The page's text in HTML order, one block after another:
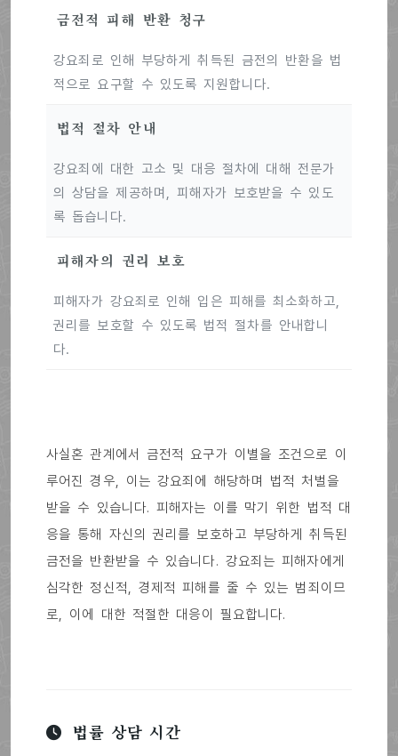
금전적 피해 반환 청구
강요죄로 인해 부당하게 취득된 금전의 반환을 법
적으로 요구할 수 있도록 지원합니다.
법적 절차 안내
강요죄에 대한 고소 및 대응 절차에 대해 전문가
의 상담을 제공하며, 피해자가 보호받을 수 있도
록 돕습니다.
피해자의 권리 보호
피해자가 강요죄로 인해 입은 피해를 최소화하고,
권리를 보호할 수 있도록 법적 절차를 안내합니
다.
사실혼 관계에서 금전적 요구가 이별을 조건으로 이
루어진 경우, 이는 강요죄에 해당하며 법적 처벌을
받을 수 있습니다. 피해자는 이를 막기 위한 법적 대
응을 통해 자신의 권리를 보호하고 부당하게 취득된
금전을 반환받을 수 있습니다. 강요죄는 피해자에게
심각한 정신적, 경제적 피해를 줄 수 있는 범죄이므
로, 이에 대한 적절한 대응이 필요합니다.
법률 상담 시간